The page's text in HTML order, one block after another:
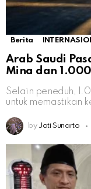
Berita
Arab Saudi
Mina dan
Selain peneduh,
untuk memastikan
by Jati Sunarto